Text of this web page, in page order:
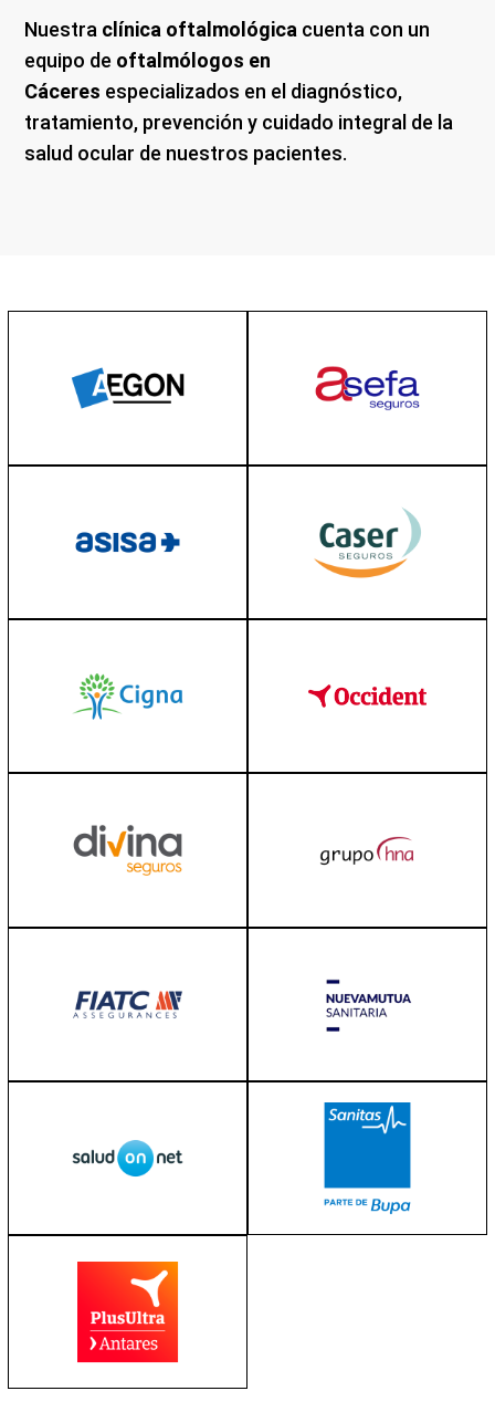
Nuestra clínica oftalmológica cuenta con un
equipo de oftalmólogos en
Cáceres especializados en el diagnóstico,
tratamiento, prevención y cuidado integral de la
salud ocular de nuestros pacientes.